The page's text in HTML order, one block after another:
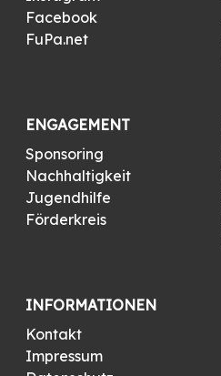
Facebook
FuPa.net
ENGAGEMENT
Sponsoring
Nachhaltigkeit
Jugendhilfe
Förderkreis
INFORMATIONEN
Kontakt
Impressum